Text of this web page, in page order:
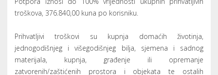
a kao preduvjet za sudjelovanje u natječaju korisnici moraju
razvoju i ribarstvu.
Za sva dodatna pitanja možete se obratiti u ured
konzultantske kuće SINTAGMA, na broj telefona 035/361-